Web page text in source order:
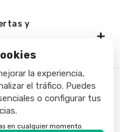
la experiencia,
el tráfico. Puedes
o configurar tus
en cualquier momento.
y
Todos los derechos